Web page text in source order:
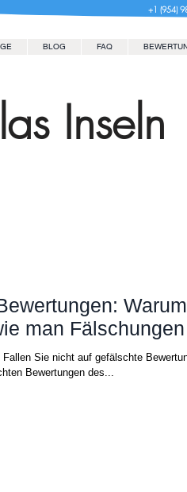
+1 (954)
BLOG FAQ
Inseln
man
Fallen Sie nicht auf gefälschte
Bewertungen des...